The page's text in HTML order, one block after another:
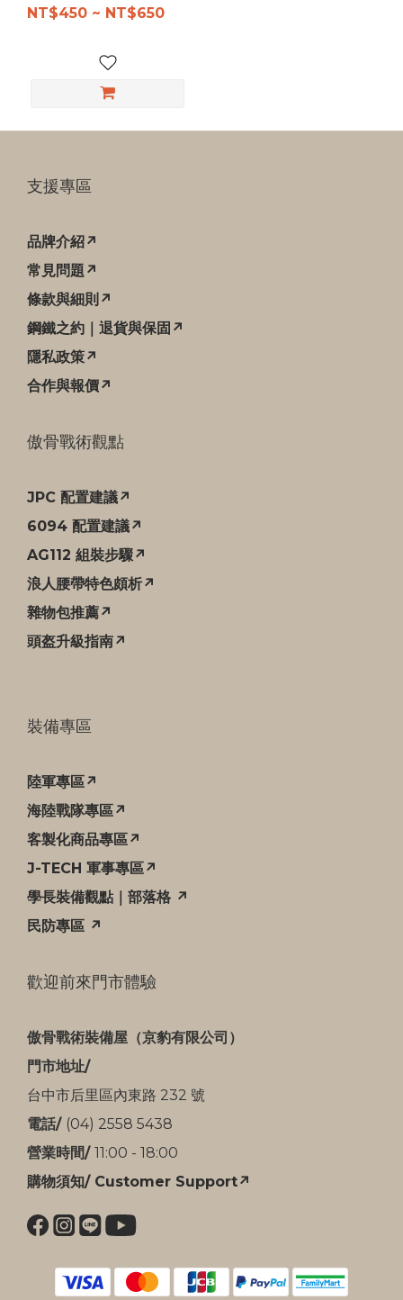
NT$450 ~ NT$650
支援專區
品牌介紹↗
常見問題↗
條款與細則↗
鋼鐵之約｜退貨與保固↗
隱私政策↗
合作與報價↗
傲骨戰術觀點
JPC 配置建議↗
6094 配置建議↗
AG112 組裝步驟↗
浪人腰帶特色頗析↗
雜物包推薦↗
頭盔升級指南↗
裝備專區
陸軍專區↗
海陸戰隊專區↗
客製化商品專區↗
J-TECH 軍事專區↗
學長裝備觀點｜部落格 ↗
民防專區 ↗
歡迎前來門市體驗
傲骨戰術裝備屋（京豹有限公司）
門市地址/
台中市后里區內東路 232 號
電話/ (04) 2558 5438
營業時間/ 11:00 - 18:00
購物須知/ Customer Support↗